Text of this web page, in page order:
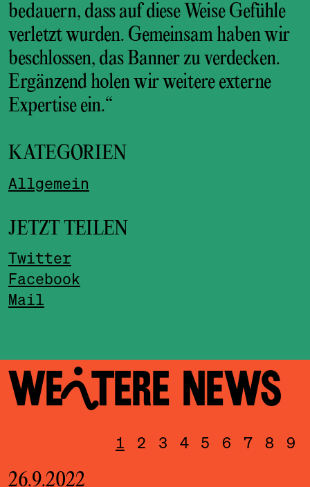
bedauern, dass auf diese Weise Gefühle
verletzt wurden. Gemeinsam haben wir
beschlossen, das Banner zu verdecken.
Ergänzend holen wir weitere externe
Expertise ein.“
KATEGORIEN
Allgemein
JETZT TEILEN
Twitter
Facebook
Mail
WEITERE NEWS
1 2 3 4 5 6 7 8 9
26.9.2022